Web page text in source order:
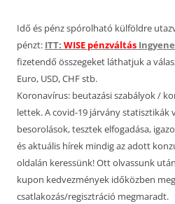
Idő és pénz spórolható külföldre
pénzt: ITT: WISE pénzváltás
fizetendő összegeket láthatjuk a
Euro, USD, CHF stb.
Koronavírus: beutazási szabályok /
lettek. A covid-19 járvány statisztikák
besorolások, tesztek elfogadása,
és aktuális hírek mindig az adott
oldalán keressünk! Ott olvassunk
kupon kedvezmények időközben
csatlakozás/regisztráció megmaradt.